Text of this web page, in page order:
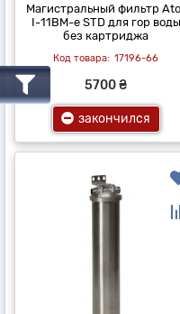
Магистральный фильтр
I-11BM-e STD для гор воды
без картриджа
17196-66
5700 ₴
закончился